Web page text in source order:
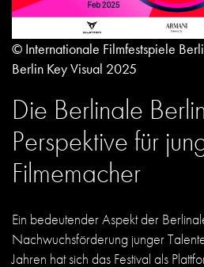
© Internationale Filmfestspiele
Berlin Key Visual 2025
Die Berlinale
Perspektive für
Filmemacher
Ein bedeutender Aspekt der
Nachwuchsförderung junger
Jahren hat sich das Festival als